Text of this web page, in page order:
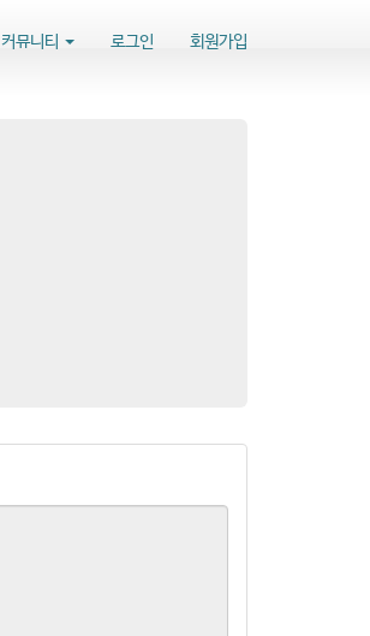
커뮤니티 로그인 회원가입